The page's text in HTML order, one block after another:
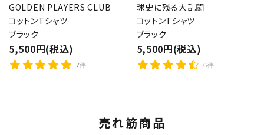
GOLDEN PLAYERS CLUB
コットンTシャツ
ブラック
5,500円(税込)
7件
球史に残る大乱闘
コットンTシャツ
ブラック
5,500円(税込)
6件
売れ筋商品